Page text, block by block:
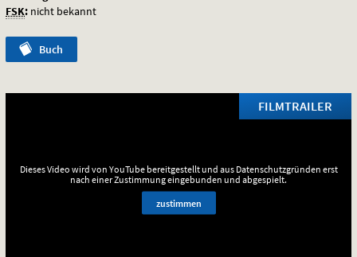
FSK: nicht bekannt
Buch
FILMTRAILER
Dieses Video wird von YouTube bereitgestellt und aus Datenschutzgründen erst
nach einer Zustimmung eingebunden und abgespielt.
zustimmen